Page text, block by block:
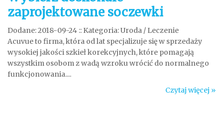
zaprojektowane soczewki
Dodane: 2018-09-24 :: Kategoria: Uroda / Leczenie
Acuvue to firma, która od lat specjalizuje się w sprzedaży
wysokiej jakości szkieł korekcyjnych, które pomagają
wszystkim osobom z wadą wzroku wrócić do normalnego
funkcjonowania....
Czytaj więcej »